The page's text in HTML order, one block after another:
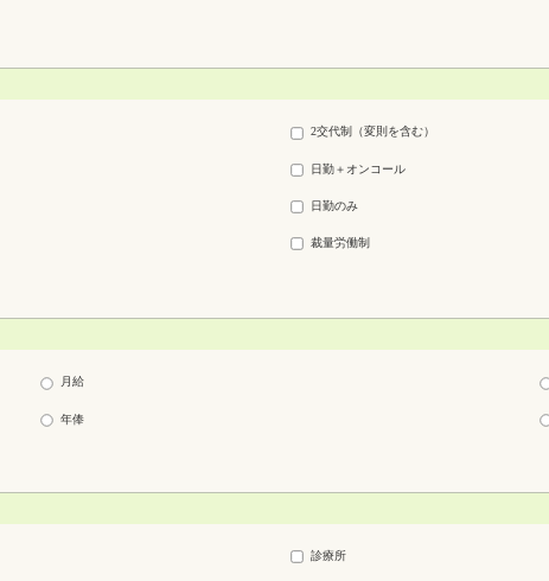
2交代制（変則を含む）
日勤＋オンコール
日勤のみ
裁量労働制
月給
年俸
診療所